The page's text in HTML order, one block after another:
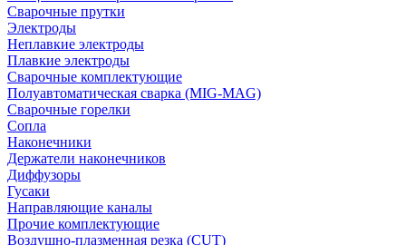
Сварочные прутки
Электроды
Неплавкие электроды
Плавкие электроды
Сварочные комплектующие
Полуавтоматическая сварка (MIG-MAG)
Сварочные горелки
Сопла
Наконечники
Держатели наконечников
Диффузоры
Гусаки
Направляющие каналы
Прочие комплектующие
Воздушно-плазменная резка (CUT)